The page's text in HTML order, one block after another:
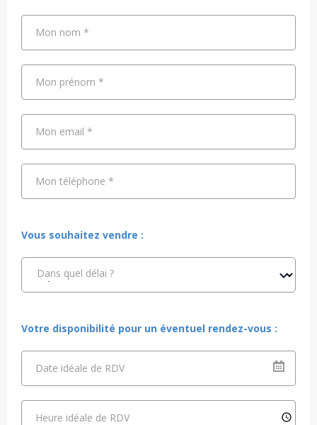
Mon nom *
Mon prénom *
Mon email *
Mon téléphone *
Vous souhaitez vendre :
Dans quel délai ?
Votre disponibilité pour un éventuel rendez-vous :
Date idéale de RDV
Heure idéale de RDV